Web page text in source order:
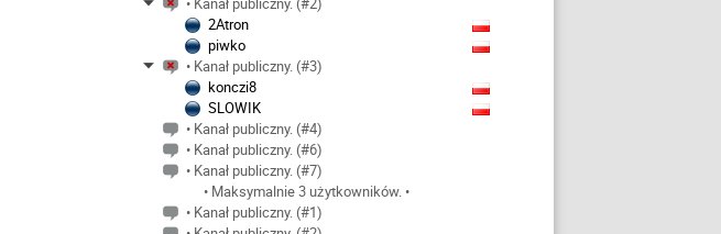
2Atron
piwko
• Kanał publiczny. (#3)
konczi8
SLOWIK
• Kanał publiczny. (#4)
• Kanał publiczny. (#6)
• Kanał publiczny. (#7)
• Maksymalnie 3 użytkowników. •
• Kanał publiczny. (#1)